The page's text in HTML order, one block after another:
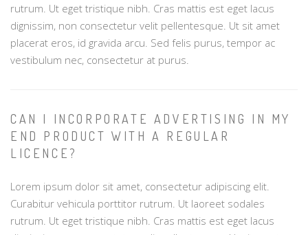
rutrum. Ut eget tristique nibh. Cras mattis est eget lacus
dignissim, non consectetur velit pellentesque. Ut sit amet
placerat eros, id gravida arcu. Sed felis purus, tempor ac
vestibulum nec, consectetur at purus.
CAN I INCORPORATE ADVERTISING IN MY
END PRODUCT WITH A REGULAR
LICENCE?
Lorem ipsum dolor sit amet, consectetur adipiscing elit.
Curabitur vehicula porttitor rutrum. Ut laoreet sodales
rutrum. Ut eget tristique nibh. Cras mattis est eget lacus